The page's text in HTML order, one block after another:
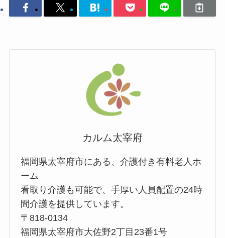
カルム太宰府
福岡県太宰府市にある、介護付き有料老人ホ
ーム
看取り介護も可能で、手厚い人員配置の24時
間介護を提供しています。
〒818-0134
福岡県太宰府市大佐野2丁目23番1号